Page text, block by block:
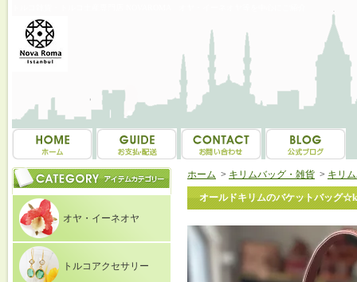
オヤ・イーネオヤ
トルコアクセサリー
ホーム > キリムバッグ・雑貨 > キリ
オールドキリムのバケットバッグ